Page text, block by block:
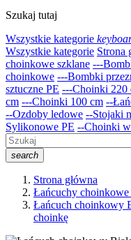
Szukaj tutaj
Wszystkie kategorie
Wszystkie kategorie Strona
choinkowe szklane ---
choinkowe ---Bombki
sztuczne PE ---Choinki 220
cm ---Choinki 100 cm --
--Ozdoby ledowe --Stojaki
Sylikonowe PE --Choinki
search
Strona główna
Łańcuchy
Łańcuch choinkowy
choinkę